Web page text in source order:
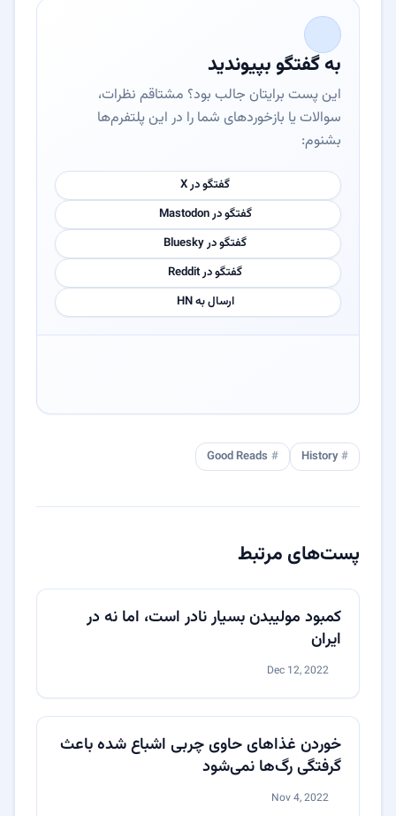
به گفتگو بپیوندید
این پست برایتان جالب بود؟ مشتاقم نظرات،
سوالات یا بازخوردهای شما را در این پلتفرم‌ها
بشنوم:
گفتگو در X
گفتگو در Mastodon
گفتگو در Bluesky
گفتگو در Reddit
ارسال به HN
History
Good Reads
پست‌های مرتبط
کمبود مولیبدن بسیار نادر است، اما نه در
ایران
Dec 12, 2022
خوردن غذاهای حاوی چربی اشباع شده باعث
گرفتگی رگ‌ها نمی‌شود
Nov 4, 2022